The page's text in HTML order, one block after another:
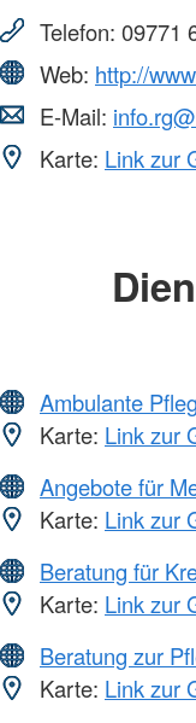
Telefon: 09771
Web: http://
E-Mail:
Karte: Link zur
Ambulante
Karte: Link zur
Angebote für
Karte: Link zur
Beratung für
Karte: Link zur
Beratung zur
Karte: Link zur